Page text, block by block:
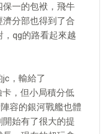
保一的包袱，飛牛
分部也得到了合
qg的路看起來越
，輸給了
卡，但小局積分低
容的銀河戰艦也體
始有了很大的提